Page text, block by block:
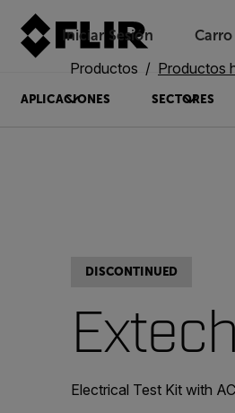
Iniciar Sesión Unread
Carro
Modelo
Eliminar
artículos
artículo
Añadir al
Añadido al
APLICACIONES SECTORES
Productos Productos
DISCONTINUED
Electrical Test Kit with